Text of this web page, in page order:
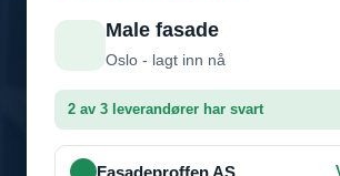
Male fasade
Oslo - lagt inn nå
2 av 3 leverandører har svart